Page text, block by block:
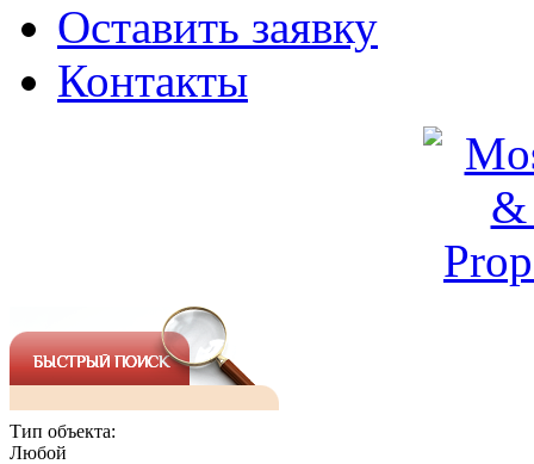
Оставить заявку
Контакты
Тип объекта:
Любой